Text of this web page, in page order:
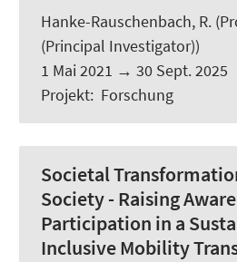
Hanke-Rauschenbach, R.
(Principal Investigator))
1 Mai 2021 → 30 Sept. 2025
Projekt: Forschung
Societal
Society - Raising
Participation in a
Inclusive Mobility